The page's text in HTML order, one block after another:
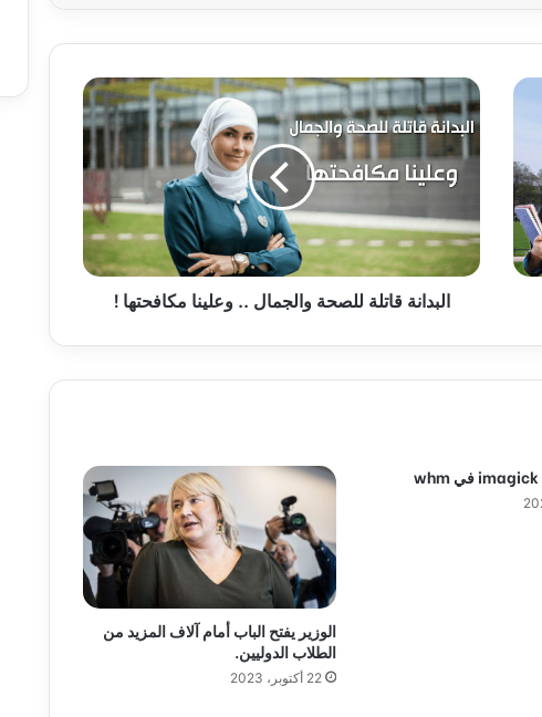
ا
ل
ب
د
ة
ق
ا
ة
و
البدانة قاتلة للصحة والجمال .. وعلينا مكافحتها !
الوزير يفتح الباب أمام آلاف المزيد من
الطلاب الدوليين.
22 أكتوبر، 2023